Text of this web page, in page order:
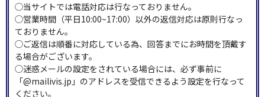
◯当サイトでは電話対応は行なっておりません。
◯営業時間（平日10:00~17:00）以外の返信対応は原則行なっ
ておりません。
◯ご返信は順番に対応している為、回答までにお時間を頂戴す
る場合がございます。
◯迷惑メールの設定をされている場合には、必ず事前に
「@mailivis.jp」のアドレスを受信できるよう設定を行なって
ください。